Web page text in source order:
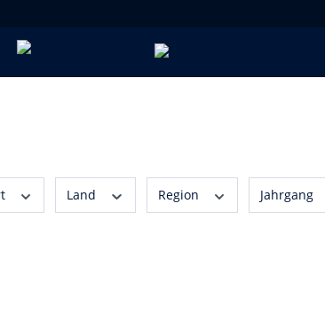
Land Region Jahrgang